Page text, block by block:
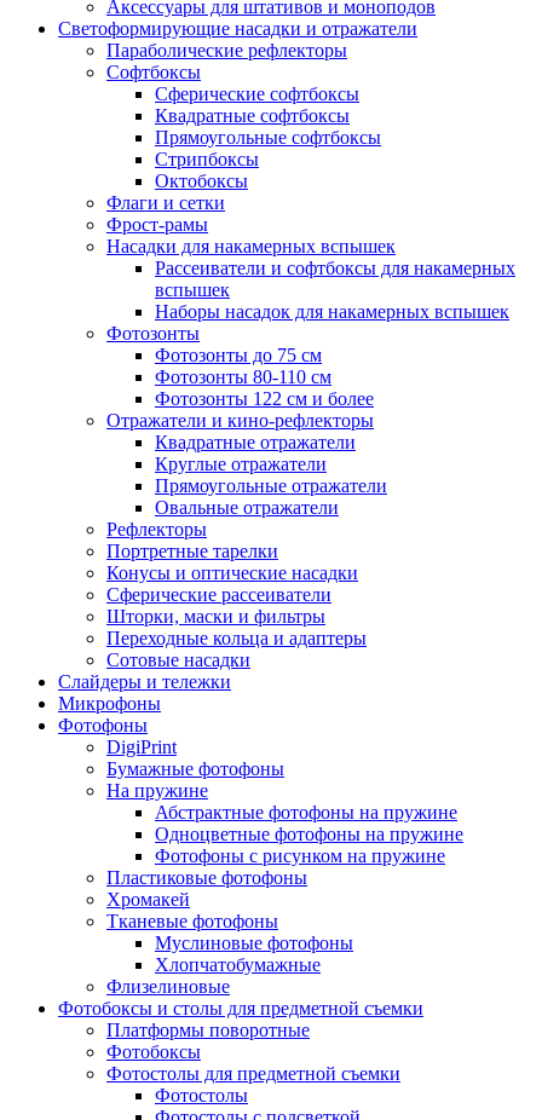
Аксессуары для штативов и моноподов
Светоформирующие насадки и отражатели
Параболические рефлекторы
Софтбоксы
Сферические софтбоксы
Квадратные софтбоксы
Прямоугольные софтбоксы
Стрипбоксы
Октобоксы
Флаги и сетки
Фрост-рамы
Насадки для накамерных вспышек
Рассеиватели и софтбоксы для накамерных
вспышек
Наборы насадок для накамерных вспышек
Фотозонты
Фотозонты до 75 см
Фотозонты 80-110 см
Фотозонты 122 см и более
Отражатели и кино-рефлекторы
Квадратные отражатели
Круглые отражатели
Прямоугольные отражатели
Овальные отражатели
Рефлекторы
Портретные тарелки
Конусы и оптические насадки
Сферические рассеиватели
Шторки, маски и фильтры
Переходные кольца и адаптеры
Сотовые насадки
Слайдеры и тележки
Микрофоны
Фотофоны
DigiPrint
Бумажные фотофоны
На пружине
Абстрактные фотофоны на пружине
Одноцветные фотофоны на пружине
Фотофоны с рисунком на пружине
Пластиковые фотофоны
Хромакей
Тканевые фотофоны
Муслиновые фотофоны
Хлопчатобумажные
Флизелиновые
Фотобоксы и столы для предметной съемки
Платформы поворотные
Фотобоксы
Фотостолы для предметной съемки
Фотостолы